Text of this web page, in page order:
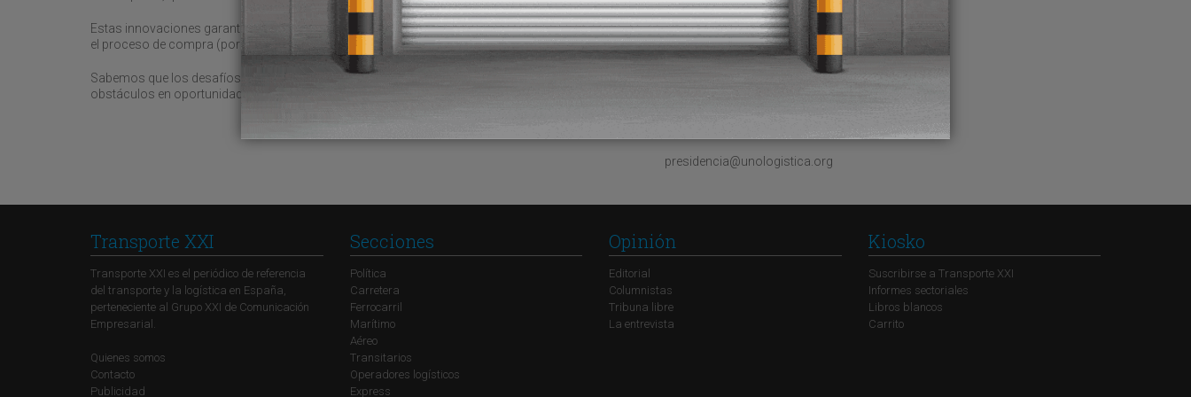
Estas innovaciones garantizan operaciones más seguras, personalizadas y satisfactorias, fidelizando al consumidor e incentivando
el proceso de compra (por eso somos el nuevo marketing del comercio).
Sabemos que los desafíos existen, pero la clave está en la respuesta, y hemos demostrado nuestra capacidad de convertir
obstáculos en oportunidades para optimizar el servicio y fortalecer la confianza del cliente.
presidencia@unologistica.org
Transporte XXI
Transporte XXI es el periódico de referencia
del transporte y la logística en España,
perteneciente al Grupo XXI de Comunicación
Empresarial.
Quienes somos
Contacto
Publicidad
Secciones
Política
Carretera
Ferrocarril
Marítimo
Aéreo
Transitarios
Operadores logísticos
Express
Opinión
Editorial
Columnistas
Tribuna libre
La entrevista
Kiosko
Suscribirse a Transporte XXI
Informes sectoriales
Libros blancos
Carrito